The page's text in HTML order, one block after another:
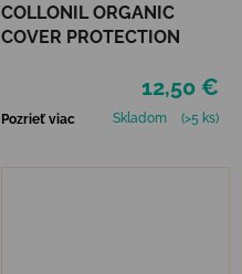
COLLONIL ORGANIC
COVER PROTECTION
12,50 €
Pozrieť viac Skladom (>5 ks)